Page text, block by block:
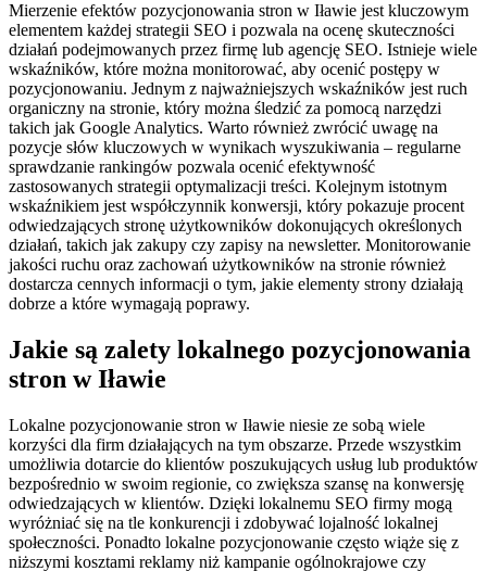
Mierzenie efektów pozycjonowania stron w Iławie jest kluczowym
elementem każdej strategii SEO i pozwala na ocenę skuteczności
działań podejmowanych przez firmę lub agencję SEO. Istnieje wiele
wskaźników, które można monitorować, aby ocenić postępy w
pozycjonowaniu. Jednym z najważniejszych wskaźników jest ruch
organiczny na stronie, który można śledzić za pomocą narzędzi
takich jak Google Analytics. Warto również zwrócić uwagę na
pozycje słów kluczowych w wynikach wyszukiwania – regularne
sprawdzanie rankingów pozwala ocenić efektywność
zastosowanych strategii optymalizacji treści. Kolejnym istotnym
wskaźnikiem jest współczynnik konwersji, który pokazuje procent
odwiedzających stronę użytkowników dokonujących określonych
działań, takich jak zakupy czy zapisy na newsletter. Monitorowanie
jakości ruchu oraz zachowań użytkowników na stronie również
dostarcza cennych informacji o tym, jakie elementy strony działają
dobrze a które wymagają poprawy.
Jakie są zalety lokalnego pozycjonowania
stron w Iławie
Lokalne pozycjonowanie stron w Iławie niesie ze sobą wiele
korzyści dla firm działających na tym obszarze. Przede wszystkim
umożliwia dotarcie do klientów poszukujących usług lub produktów
bezpośrednio w swoim regionie, co zwiększa szansę na konwersję
odwiedzających w klientów. Dzięki lokalnemu SEO firmy mogą
wyróżniać się na tle konkurencji i zdobywać lojalność lokalnej
społeczności. Ponadto lokalne pozycjonowanie często wiąże się z
niższymi kosztami reklamy niż kampanie ogólnokrajowe czy